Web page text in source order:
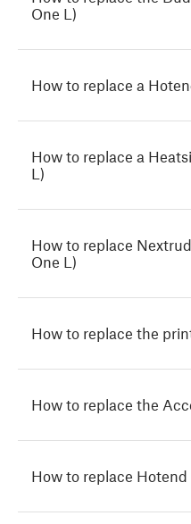
One L)
How to replace a
How to replace a
L)
How to replace
One L)
How to replace the
How to replace the
How to replace